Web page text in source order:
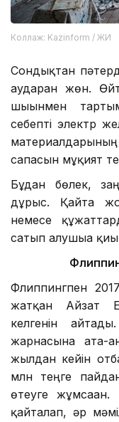
Коллаж: Kazinform / ЖИ
Сондықтан
аударған жөн.
шығынмен
себепті электр
сапасын мұқият
Бұдан бөлек,
дұрыс. Қайта
немесе
сатып алушыға
Флиппингпен
жатқан Айзат
келгенін
жарнасына ата-
жылдан кейін
млн теңге
өтеуге
қайталап, әр